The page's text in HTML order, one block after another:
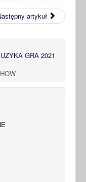
artykuł
GRA 2021